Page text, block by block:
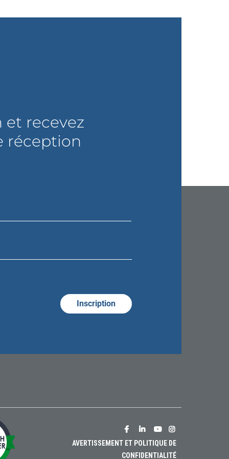
recevez
réception
HOSPITAL
FOUNDATION
HOSPITAL
FOUNDATION
HOSPITAL
FOUNDATION
HOSPITAL
FOUNDATION
AVERTISSEMENT ET POLITIQUE DE
CONFIDENTIALITÉ